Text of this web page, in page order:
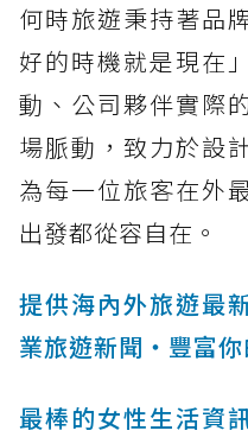
何時旅遊秉持著品
好的時機就是現在
動、公司夥伴實際
場脈動，致力於設
為每一位旅客在外
出發都從容自在。
提供海內外旅遊最
業旅遊新聞‧豐富你
最棒的女性生活資